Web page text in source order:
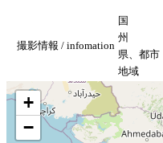
撮影情報 / infomation
国
州
県、都市
地域
+
−